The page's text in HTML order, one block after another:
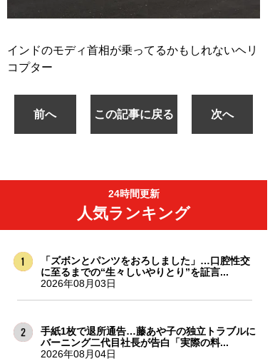
インドのモディ首相が乗ってるかもしれないヘリ
コプター
前へ この記事に戻る 次へ
24時間更新
人気ランキング
「ズボンとパンツをおろしました」…口腔性交
に至るまでの“生々しいやりとり”を証言...
2026年08月03日
手紙1枚で退所通告…藤あや子の独立トラブルに
バーニング二代目社長が告白「実際の料...
2026年08月04日